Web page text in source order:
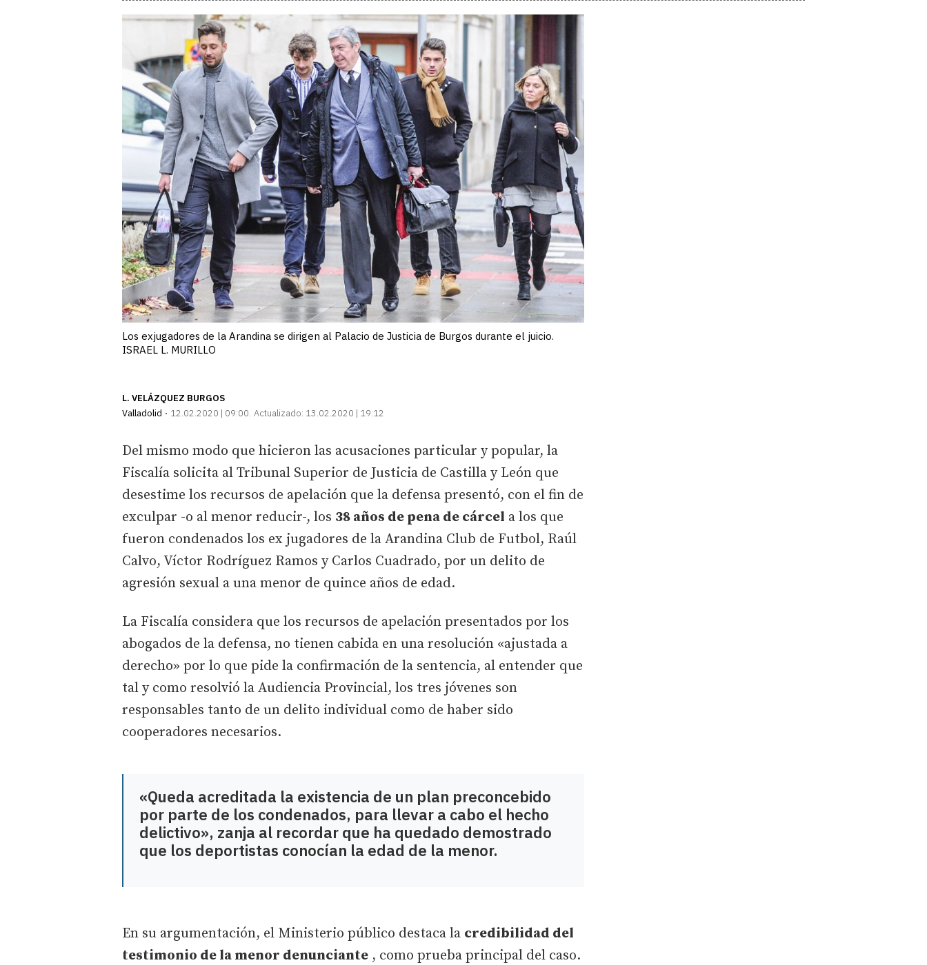
Los exjugadores de la Arandina se dirigen al Palacio de Justicia de Burgos durante el juicio.
ISRAEL L. MURILLO
L. VELÁZQUEZ BURGOS
Valladolid
12.02.2020 | 09:00 Actualizado: 13.02.2020 | 19:12
Del mismo modo que hicieron las acusaciones particular y popular, la
Fiscalía solicita al Tribunal Superior de Justicia de Castilla y León que
desestime los recursos de apelación que la defensa presentó, con el fin de
exculpar -o al menor reducir-, los 38 años de pena de cárcel a los que
fueron condenados los ex jugadores de la Arandina Club de Futbol, Raúl
Calvo, Víctor Rodríguez Ramos y Carlos Cuadrado, por un delito de
agresión sexual a una menor de quince años de edad.
La Fiscalía considera que los recursos de apelación presentados por los
abogados de la defensa, no tienen cabida en una resolución «ajustada a
derecho» por lo que pide la confirmación de la sentencia, al entender que
tal y como resolvió la Audiencia Provincial, los tres jóvenes son
responsables tanto de un delito individual como de haber sido
cooperadores necesarios.
«Queda acreditada la existencia de un plan preconcebido
por parte de los condenados, para llevar a cabo el hecho
delictivo», zanja al recordar que ha quedado demostrado
que los deportistas conocían la edad de la menor.
En su argumentación, el Ministerio público destaca la credibilidad del
testimonio de la menor denunciante , como prueba principal del caso.